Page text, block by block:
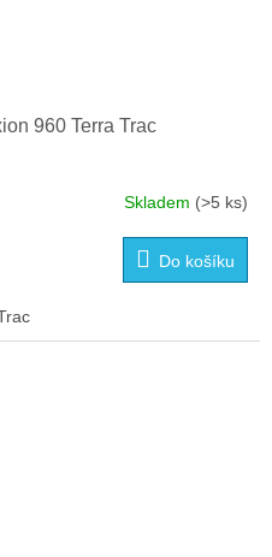
960 Terra Trac
Skladem (>5 ks)
Do košíku